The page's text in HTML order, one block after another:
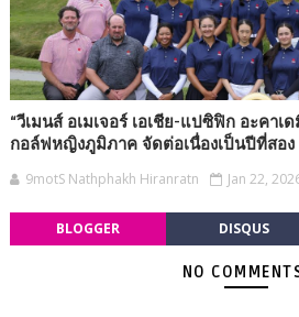
“วีเมนส์ อเมเจอร์ เอเชีย-แปซิฟิก อะคา
กอล์ฟหญิงภูมิภาค จัดต่อเนื่องเป็นปีที่สอง
9motS Nathphakh Hiranratn Jan 22,
BLOGGER DISQUS
NO